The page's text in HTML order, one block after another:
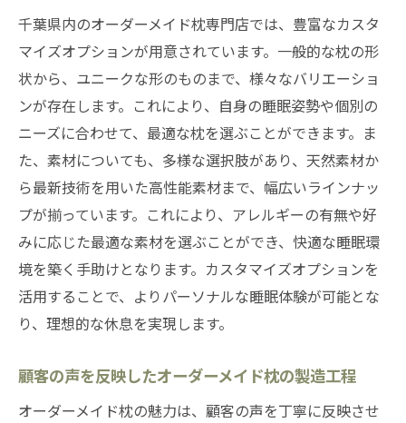
千葉県内のオーダーメイド枕専門店では、豊富なカスタ
マイズオプションが用意されています。一般的な枕の形
状から、ユニークな形のものまで、様々なバリエーショ
ンが存在します。これにより、自身の睡眠姿勢や個別の
ニーズに合わせて、最適な枕を選ぶことができます。ま
た、素材についても、多様な選択肢があり、天然素材か
ら最新技術を用いた高性能素材まで、幅広いラインナッ
プが揃っています。これにより、アレルギーの有無や好
みに応じた最適な素材を選ぶことができ、快適な睡眠環
境を築く手助けとなります。カスタマイズオプションを
活用することで、よりパーソナルな睡眠体験が可能とな
り、理想的な休息を実現します。
顧客の声を反映したオーダーメイド枕の製造工程
オーダーメイド枕の魅力は、顧客の声を丁寧に反映させ